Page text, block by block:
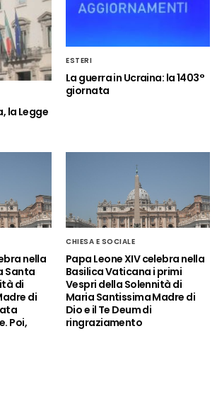
la Legge
ESTERI
La guerra in Ucraina: la 1403°
giornata
nella
Santa
di
di
Poi,
CHIESA E SOCIALE
Papa Leone XIV celebra nella
Basilica Vaticana i primi
Vespri della Solennità di
Maria Santissima Madre di
Dio e il Te Deum di
ringraziamento